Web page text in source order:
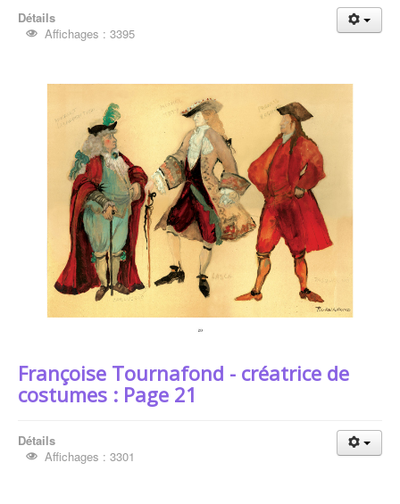
Détails
Affichages : 3395
Françoise Tournafond - créatrice de
costumes : Page 21
Détails
Affichages : 3301